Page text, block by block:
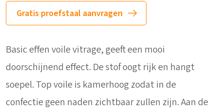
Gratis proefstaal aanvragen
Basic effen voile vitrage, geeft een mooi
doorschijnend effect. De stof oogt rijk en hangt
soepel. Top voile is kamerhoog zodat in de
confectie geen naden zichtbaar zullen zijn. Aan de